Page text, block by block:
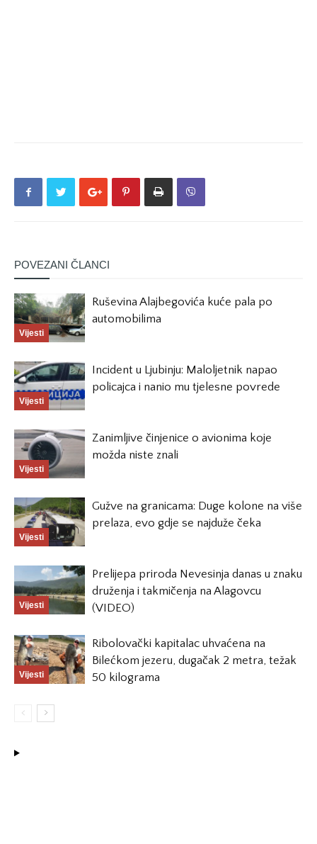
POVEZANI ČLANCI
Vijesti
Ruševina Alajbegovića kuće pala po
automobilima
Vijesti
Incident u Ljubinju: Maloljetnik napao
policajca i nanio mu tjelesne povrede
Vijesti
Zanimljive činjenice o avionima koje
možda niste znali
Vijesti
Gužve na granicama: Duge kolone na više
prelaza, evo gdje se najduže čeka
Vijesti
Prelijepa priroda Nevesinja danas u znaku
druženja i takmičenja na Alagovcu
(VIDEO)
Vijesti
Ribolovački kapitalac uhvaćena na
Bilećkom jezeru, dugačak 2 metra, težak
50 kilograma